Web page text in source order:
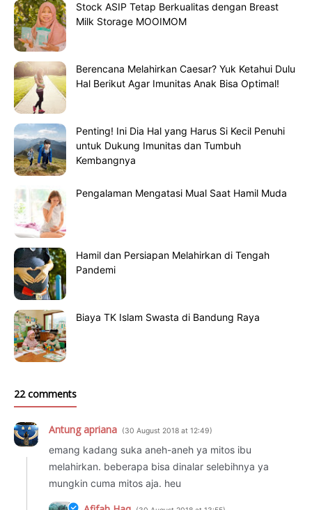
Stock ASIP Tetap Berkualitas dengan Breast
Milk Storage MOOIMOM
Berencana Melahirkan Caesar? Yuk Ketahui Dulu
Hal Berikut Agar Imunitas Anak Bisa Optimal!
Penting! Ini Dia Hal yang Harus Si Kecil Penuhi
untuk Dukung Imunitas dan Tumbuh
Kembangnya
Pengalaman Mengatasi Mual Saat Hamil Muda
Hamil dan Persiapan Melahirkan di Tengah
Pandemi
Biaya TK Islam Swasta di Bandung Raya
22 comments
Antung apriana 30 August 2018 at 12:49
emang kadang suka aneh-aneh ya mitos ibu
melahirkan. beberapa bisa dinalar selebihnya ya
mungkin cuma mitos aja. heu